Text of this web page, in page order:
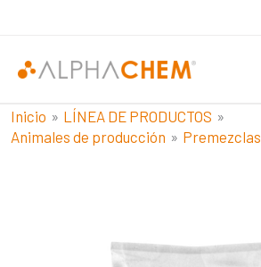
contenido
Inicio
LÍNEA DE PRODUCTOS
Animales de producción
Premezclas